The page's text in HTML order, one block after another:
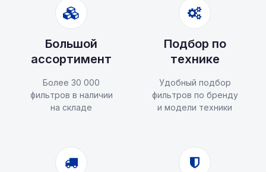
Большой
ассортимент
Более 30 000
фильтров в наличии
на складе
Подбор по
технике
Удобный подбор
фильтров по бренду
и модели техники